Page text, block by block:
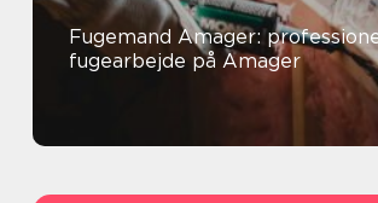
Fugemand Amager:
fugearbejde på Amager